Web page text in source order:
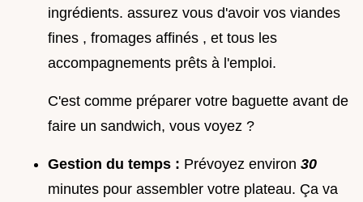
ingrédients. assurez vous d'avoir vos viandes
fines , fromages affinés , et tous les
accompagnements prêts à l'emploi.
C'est comme préparer votre baguette avant de
faire un sandwich, vous voyez ?
Gestion du temps : Prévoyez environ 30
minutes pour assembler votre plateau. Ça va